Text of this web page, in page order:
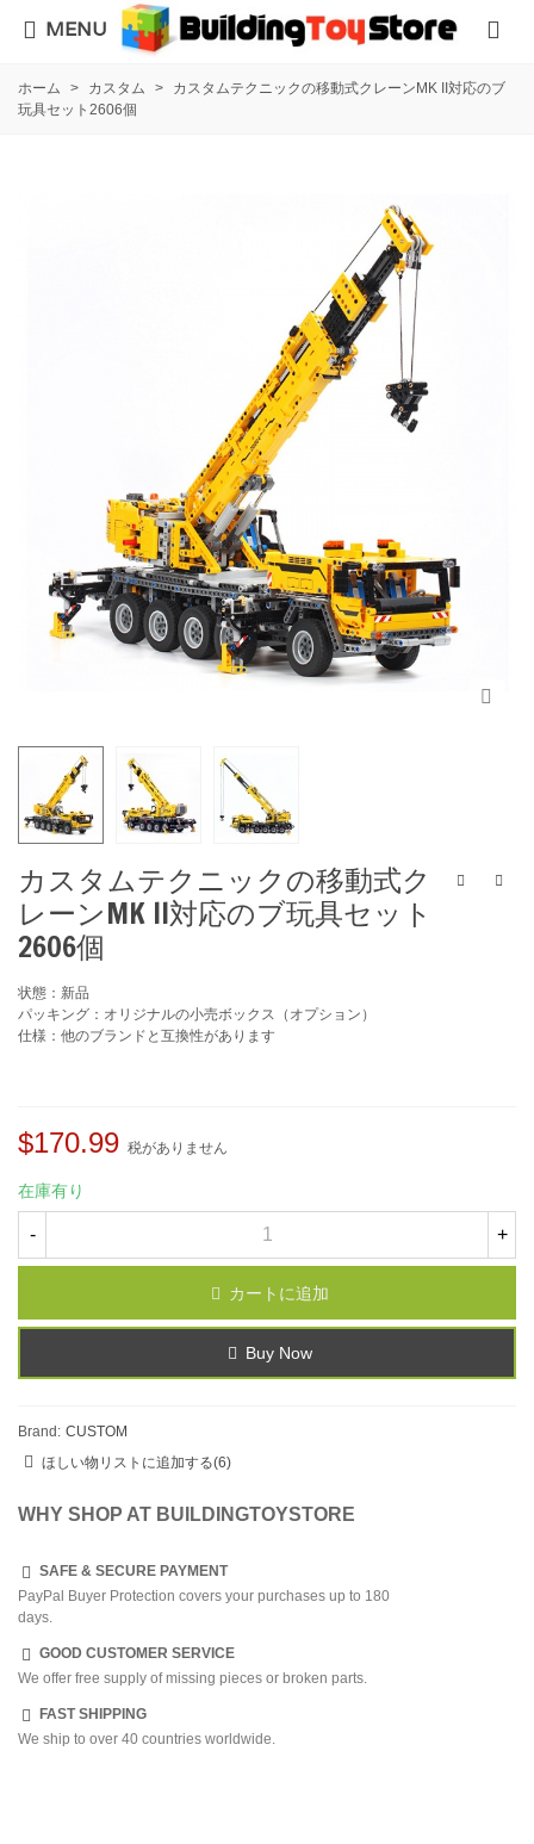
MENU
ホーム > カスタム >
カスタムテクニックの移動式クレーンMK II対応のブ
玩具セット2606個
カスタムテクニックの移動式ク
レーンMK II対応のブ玩具セット
2606個
状態：新品
パッキング：オリジナルの小売ボックス（オプション）
仕様：他のブランドと互換性があります
$170.99 税がありません
在庫有り
- +
カートに追加
Buy Now
Brand: CUSTOM
ほしい物リストに追加する(6)
WHY SHOP AT BUILDINGTOYSTORE
SAFE & SECURE PAYMENT
PayPal Buyer Protection covers your purchases up to 180
days.
GOOD CUSTOMER SERVICE
We offer free supply of missing pieces or broken parts.
FAST SHIPPING
We ship to over 40 countries worldwide.